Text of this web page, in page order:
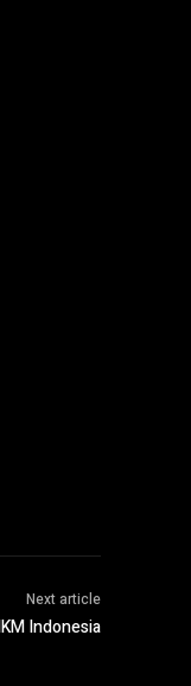
Next article
Indonesia